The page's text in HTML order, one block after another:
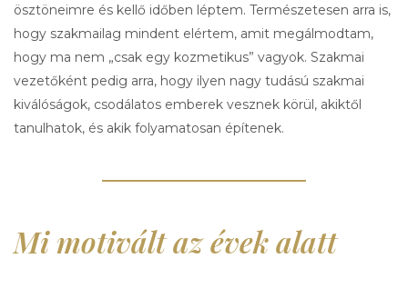
ösztöneimre és kellő időben léptem. Természetesen arra is,
hogy szakmailag mindent elértem, amit megálmodtam,
hogy ma nem „csak egy kozmetikus” vagyok. Szakmai
vezetőként pedig arra, hogy ilyen nagy tudású szakmai
kiválóságok, csodálatos emberek vesznek körül, akiktől
tanulhatok, és akik folyamatosan építenek.
Mi motivált az évek alatt